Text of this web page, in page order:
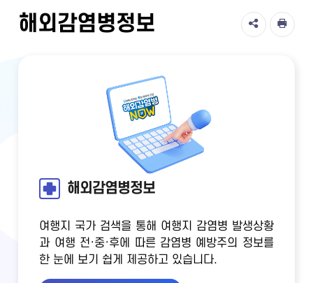
해외감염병정보
해외감염병정보
여행지 국가 검색을 통해 여행지 감염병 발생상황
과 여행 전·중·후에 따른 감염병 예방주의 정보를
한 눈에 보기 쉽게 제공하고 있습니다.